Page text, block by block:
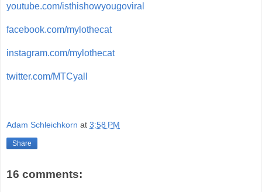
youtube.com/isthishowyougoviral
facebook.com/mylothecat
instagram.com/mylothecat
twitter.com/MTCyall
Adam Schleichkorn at 3:58 PM
Share
16 comments: